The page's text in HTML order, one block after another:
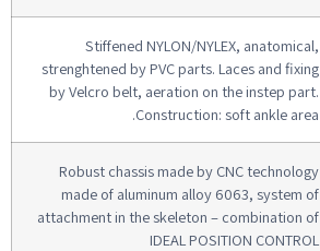
Stiffened NYLON/NYLEX, anatomical,
strenghtened by PVC parts. Laces and fixing
by Velcro belt, aeration on the instep part.
Construction: soft ankle area.
Robust chassis made by CNC technology
made of aluminum alloy 6063, system of
attachment in the skeleton – combination of
IDEAL POSITION CONTROL